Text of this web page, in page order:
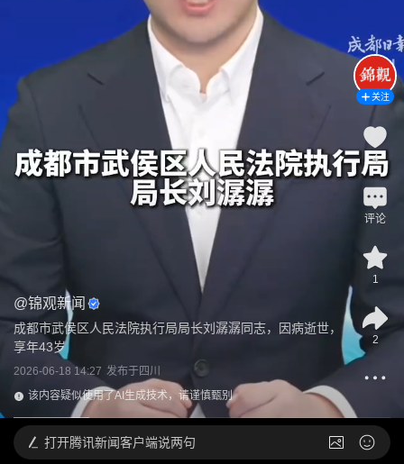
@锦观新闻
成都市武侯区人民法院执行局局长刘潺潺同志，因病逝世，
享年43岁
2026-06-18 14:27 发布于四川
该内容疑似使用了AI生成技术，请谨慎甄别
关注
4
评论
1
2
打开腾讯新闻客户端说两句